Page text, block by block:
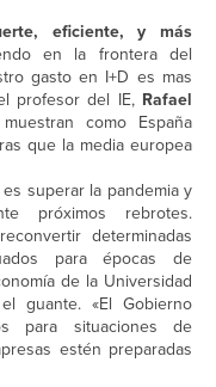
eficiente, y más
en la frontera del
gasto en I+D es mas
profesor del IE,Rafael
como España
que la media europea
superar la pandemia y
próximos rebrotes.
determinadas
para épocas de
de la Universidad
guante. «El Gobierno
para situaciones de
estén preparadas